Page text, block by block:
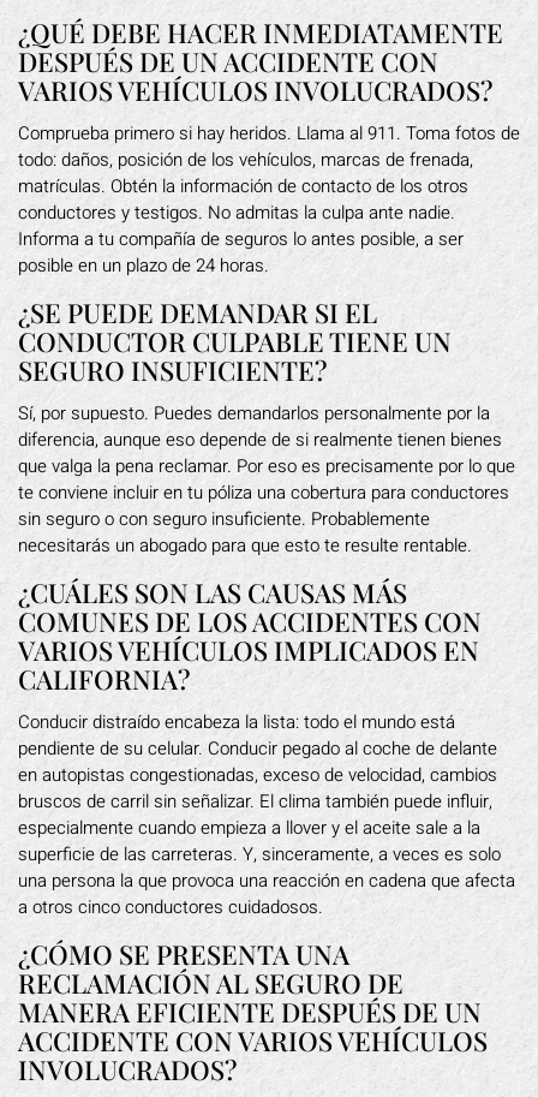
¿QUÉ DEBE HACER INMEDIATAMENTE
DESPUÉS DE UN ACCIDENTE CON
VARIOS VEHÍCULOS INVOLUCRADOS?
Comprueba primero si hay heridos. Llama al 911. Toma fotos de
todo: daños, posición de los vehículos, marcas de frenada,
matrículas. Obtén la información de contacto de los otros
conductores y testigos. No admitas la culpa ante nadie.
Informa a tu compañía de seguros lo antes posible, a ser
posible en un plazo de 24 horas.
¿SE PUEDE DEMANDAR SI EL
CONDUCTOR CULPABLE TIENE UN
SEGURO INSUFICIENTE?
Sí, por supuesto. Puedes demandarlos personalmente por la
diferencia, aunque eso depende de si realmente tienen bienes
que valga la pena reclamar. Por eso es precisamente por lo que
te conviene incluir en tu póliza una cobertura para conductores
sin seguro o con seguro insuficiente. Probablemente
necesitarás un abogado para que esto te resulte rentable.
¿CUÁLES SON LAS CAUSAS MÁS
COMUNES DE LOS ACCIDENTES CON
VARIOS VEHÍCULOS IMPLICADOS EN
CALIFORNIA?
Conducir distraído encabeza la lista: todo el mundo está
pendiente de su celular. Conducir pegado al coche de delante
en autopistas congestionadas, exceso de velocidad, cambios
bruscos de carril sin señalizar. El clima también puede influir,
especialmente cuando empieza a llover y el aceite sale a la
superficie de las carreteras. Y, sinceramente, a veces es solo
una persona la que provoca una reacción en cadena que afecta
a otros cinco conductores cuidadosos.
¿CÓMO SE PRESENTA UNA
RECLAMACIÓN AL SEGURO DE
MANERA EFICIENTE DESPUÉS DE UN
ACCIDENTE CON VARIOS VEHÍCULOS
INVOLUCRADOS?